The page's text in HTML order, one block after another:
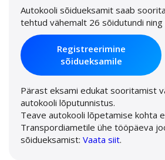
Autokooli sõidueksamit saab
tehtud vähemalt 26 sõidutundi ning
Registreerimine
sõidueksamile
Pärast eksami edukat sooritamist
autokooli lõputunnistus.
Teave autokooli lõpetamise kohta
Transpordiametile ühe tööpäeva
sõidueksamist: Vaata siit.